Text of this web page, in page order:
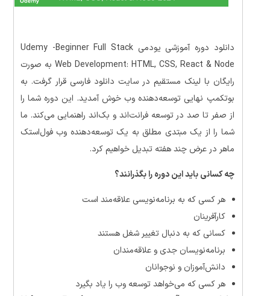
دانلود دوره آموزشی یودمی Udemy -Beginner Full Stack
Web Development: HTML, CSS, React & Node به صورت
رایگان با لینک مستقیم در سایت دانلود فارسی قرار گرفت. به
بوتکمپ نهایی توسعه‌دهنده وب خوش آمدید. این دوره شما را
از صفر تا صد در توسعه فرانت‌اند و بک‌اند راهنمایی می‌کند. ما
شما را از یک مبتدی مطلق به یک توسعه‌دهنده وب فول‌استک
ماهر در عرض چند هفته تبدیل خواهیم کرد.
چه کسانی باید این دوره را بگذرانند؟
هر کسی که به برنامه‌نویسی علاقه‌مند است
کارآفرینان
کسانی که به دنبال تغییر شغل هستند
برنامه‌نویسان جدی و علاقه‌مندان
دانش‌آموزان و نوجوانان
هر کسی که می‌خواهد توسعه وب را یاد بگیرد